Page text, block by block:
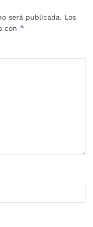
será publicada. Los
con *